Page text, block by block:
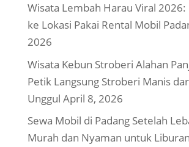
Wisata Lembah Harau Viral 2026:
ke Lokasi Pakai Rental Mobil
2026
Wisata Kebun Stroberi Alahan
Petik Langsung Stroberi Manis
Unggul April 8, 2026
Sewa Mobil di Padang Setelah
Murah dan Nyaman untuk